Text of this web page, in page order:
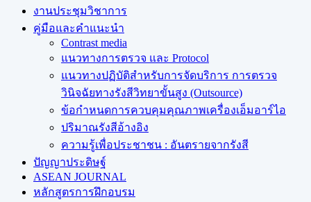
งานประชุมวิชาการ
คู่มือและคำแนะนำ
Contrast media
แนวทางการตรวจ และ Protocol
แนวทางปฏิบัติสำหรับการจัดบริการ การตรวจ
วินิจฉัยทางรังสีวิทยาขั้นสูง (Outsource)
ข้อกำหนดการควบคุมคุณภาพเครื่องเอ็มอาร์ไอ
ปริมาณรังสีอ้างอิง
ความรู้เพื่อประชาชน : อันตรายจากรังสี
ปัญญาประดิษฐ์
ASEAN JOURNAL
หลักสูตรการฝึกอบรม